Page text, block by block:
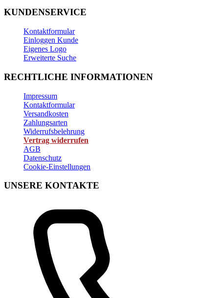
KUNDENSERVICE
Kontaktformular
Einloggen Kunde
Eigenes Logo
Erweiterte Suche
RECHTLICHE INFORMATIONEN
Impressum
Kontaktformular
Versandkosten
Zahlungsarten
Widerrufsbelehrung
Vertrag widerrufen
AGB
Datenschutz
Cookie-Einstellungen
UNSERE KONTAKTE